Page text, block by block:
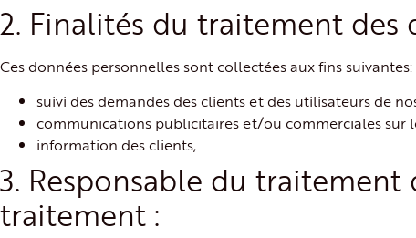
2. Finalités du traitement des
Ces données personnelles sont collectées aux fins suivantes:
suivi des demandes des clients et des utilisateurs de
communications publicitaires et/ou commerciales sur
information des clients,
3. Responsable du
traitement :